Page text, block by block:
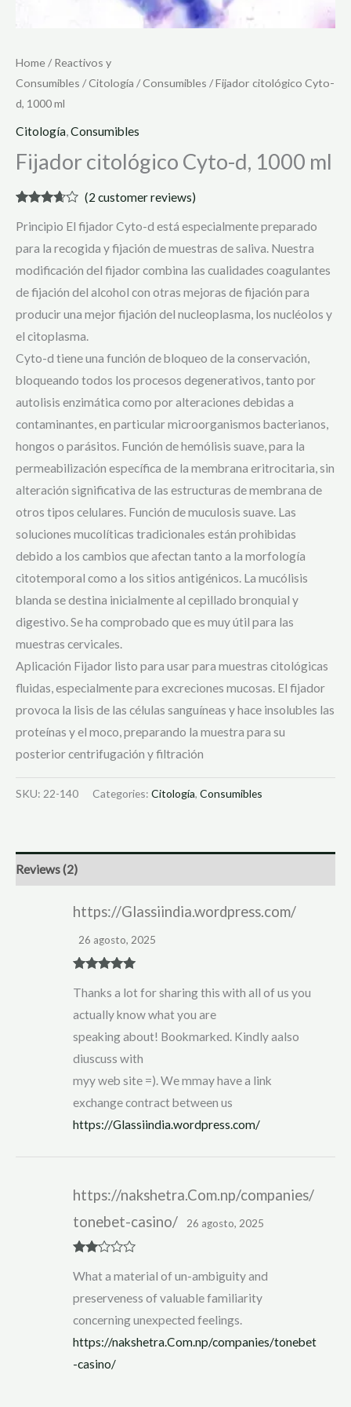
Home/Reactivos y
Consumibles /Citología /Consumibles / Fijador citológico Cyto-
d, 1000 ml
Citología Consumibles
Fijador citológico Cyto-d, 1000 ml
3.50out
based
customer
ratings
(2 customer reviews)
Principio El fijador Cyto-d está especialmente preparado
para la recogida y fijación de muestras de saliva. Nuestra
modificación del fijador combina las cualidades coagulantes
de fijación del alcohol con otras mejoras de fijación para
producir una mejor fijación del nucleoplasma, los nucléolos y
el citoplasma.
Cyto-d tiene una función de bloqueo de la conservación,
bloqueando todos los procesos degenerativos, tanto por
autolisis enzimática como por alteraciones debidas a
contaminantes, en particular microorganismos bacterianos,
hongos o parásitos. Función de hemólisis suave, para la
permeabilización específica de la membrana eritrocitaria, sin
alteración significativa de las estructuras de membrana de
otros tipos celulares. Función de muculosis suave. Las
soluciones mucolíticas tradicionales están prohibidas
debido a los cambios que afectan tanto a la morfología
citotemporal como a los sitios antigénicos. La mucólisis
blanda se destina inicialmente al cepillado bronquial y
digestivo. Se ha comprobado que es muy útil para las
muestras cervicales.
Aplicación Fijador listo para usar para muestras citológicas
fluidas, especialmente para excreciones mucosas. El fijador
provoca la lisis de las células sanguíneas y hace insolubles las
proteínas y el moco, preparando la muestra para su
posterior centrifugación y filtración
SKU: 22-140 Categories: Citología, Consumibles
Reviews (2)
of 5
https://Glassiindia.wordpress.com/
26 agosto, 2025
Thanks a lot for sharing this with all of us you
actually know what you are
speaking about! Bookmarked. Kindly aalso
diuscuss with
myy web site =). We mmay have a link
exchange contract between us
https://Glassiindia.wordpress.com/
d2
of 5
https://nakshetra.Com.np/companies/
tonebet-casino/
26 agosto, 2025
What a material of un-ambiguity and
preserveness of valuable familiarity
concerning unexpected feelings.
https://nakshetra.Com.np/companies/tonebet
-casino/